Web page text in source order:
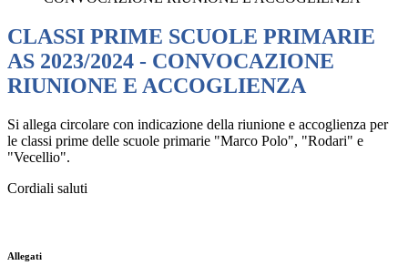
CLASSI PRIME SCUOLE PRIMARIE
AS 2023/2024 - CONVOCAZIONE
RIUNIONE E ACCOGLIENZA
Si allega circolare con indicazione della riunione e accoglienza per
le classi prime delle scuole primarie "Marco Polo", "Rodari" e
"Vecellio".
Cordiali saluti
Allegati